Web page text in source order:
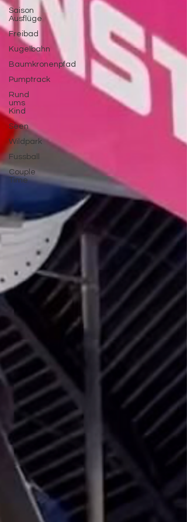
Saison
Ausflüge
Freibad
Kugelbahn
Baumkronenpfad
Pumptrack
Rund
ums
Kind
Seen
Wildpark
Fussball
Couple
Time